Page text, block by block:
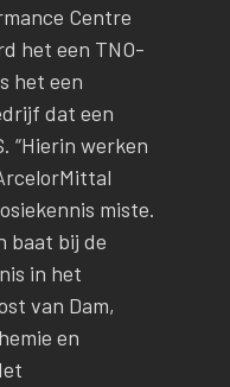
Centre
het een TNO-
het een
dat een
“Hierin werken
miste.
baat bij de
in het
van Dam,
en